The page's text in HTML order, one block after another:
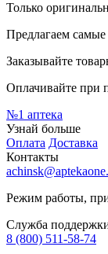
Только
Предлагаем
Заказывайте
Оплачивайте при
№1 аптека
Узнай больше
Оплата Доставка
Контакты
Режим работы,
Служба
8 (800) 511-58-74